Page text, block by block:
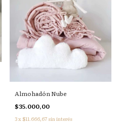
Almohadón Nube
$35.000,00
3x $11.666,67 sin interés